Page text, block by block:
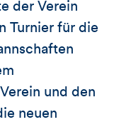
der Verein
Turnier für die
und den
neuen